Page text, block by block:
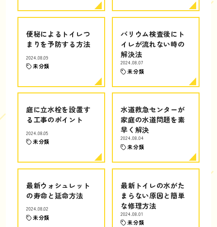
便秘によるトイレつ
まりを予防する方法
2024.08.09
未分類
バリウム検査後にト
イレが流れない時の
解決法
2024.08.07
未分類
庭に立水栓を設置す
る工事のポイント
2024.08.05
未分類
水道救急センターが
家庭の水道問題を素
早く解決
2024.08.04
未分類
最新ウォシュレット
の寿命と延命方法
2024.08.02
未分類
最新トイレの水がた
まらない原因と簡単
な修理方法
2024.08.01
未分類